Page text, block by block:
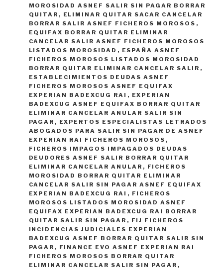
MOROSIDAD ASNEF SALIR SIN PAGAR BORRAR
QUITAR , ELIMINAR QUITAR SACAR CANCELAR
BORRAR SALIR ASNEF FICHEROS MOROSOS ,
EQUIFAX BORRAR QUITAR ELIMINAR
CANCELAR SALIR ASNEF FICHEROS MOROSOS
LISTADOS MOROSIDAD , ESPAÑA ASNEF
FICHEROS MOROSOS LISTADOS MOROSIDAD
BORRAR QUITAR ELIMINAR CANCELAR SALIR ,
ESTABLECIMIENTOS DEUDAS ASNEF
FICHEROS MOROSOS ASNEF EQUIFAX
EXPERIAN BADEXCUG RAI , EXPERIAN
BADEXCUG ASNEF EQUIFAX BORRAR QUITAR
ELIMINAR CANCELAR ANULAR SALIR SIN
PAGAR , EXPERTOS ESPECIALISTAS LETRADOS
ABOGADOS PARA SALIR SIN PAGAR DE ASNEF
EXPERIAN RAI FICHEROS MOROSOS ,
FICHEROS IMPAGOS IMPAGADOS DEUDAS
DEUDORES ASNEF SALIR BORRAR QUITAR
ELIMINAR CANCELAR ANULAR , FICHEROS
MOROSIDAD BORRAR QUITAR ELIMINAR
CANCELAR SALIR SIN PAGAR ASNEF EQUIFAX
EXPERIAN BADEXCUG RAI , FICHEROS
MOROSOS LISTADOS MOROSIDAD ASNEF
EQUIFAX EXPERIAN BADEXCUG RAI BORRAR
QUITAR SALIR SIN PAGAR , FIJ FICHEROS
INCIDENCIAS JUDICIALES EXPERIAN
BADEXCUG ASNEF BORRAR QUITAR SALIR SIN
PAGAR , FINANCE EVO ASNEF EXPERIAN RAI
FICHEROS MOROSOS BORRAR QUITAR
ELIMINAR CANCELAR SALIR SIN PAGAR ,